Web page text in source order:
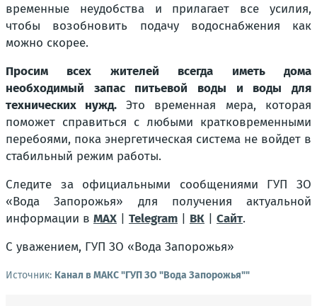
временные неудобства и прилагает все усилия,
чтобы возобновить подачу водоснабжения как
можно скорее.
Просим всех жителей всегда иметь дома
необходимый запас питьевой воды и воды для
технических нужд. Это временная мера, которая
поможет справиться с любыми кратковременными
перебоями, пока энергетическая система не войдет в
стабильный режим работы.
Следите за официальными сообщениями ГУП ЗО
«Вода Запорожья» для получения актуальной
информации в MAX | Telegram | ВК | Сайт.
С уважением, ГУП ЗО «Вода Запорожья»
Источник: Канал в МАКС "ГУП ЗО "Вода Запорожья""